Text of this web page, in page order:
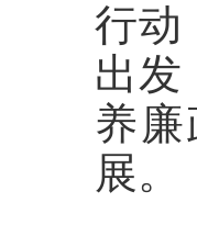
行动
出发
养
展。